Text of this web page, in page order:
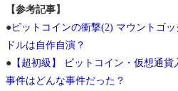
【参考記事】
●ビットコインの衝撃(2) マウントゴ
ドルは自作自演？
● 【超初級】 ビットコイン・仮想通
事件はどんな事件だった？